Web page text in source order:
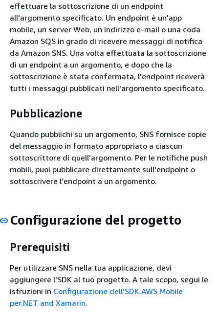
effettuare la sottoscrizione di un endpoint
all'argomento specificato. Un endpoint è un'app
mobile, un server Web, un indirizzo e-mail o una coda
Amazon SQS in grado di ricevere messaggi di notifica
da Amazon SNS. Una volta effettuata la sottoscrizione
di un endpoint a un argomento, e dopo che la
sottoscrizione è stata confermata, l'endpoint riceverà
tutti i messaggi pubblicati nell'argomento specificato.
Pubblicazione
Quando pubblichi su un argomento, SNS fornisce copie
del messaggio in formato appropriato a ciascun
sottoscrittore di quell'argomento. Per le notifiche push
mobili, puoi pubblicare direttamente sull'endpoint o
sottoscrivere l'endpoint a un argomento.
Configurazione del progetto
Prerequisiti
Per utilizzare SNS nella tua applicazione, devi
aggiungere l'SDK al tuo progetto. A tale scopo, segui le
istruzioni in Configurazione dell'SDK AWS Mobile
per.NET and Xamarin.